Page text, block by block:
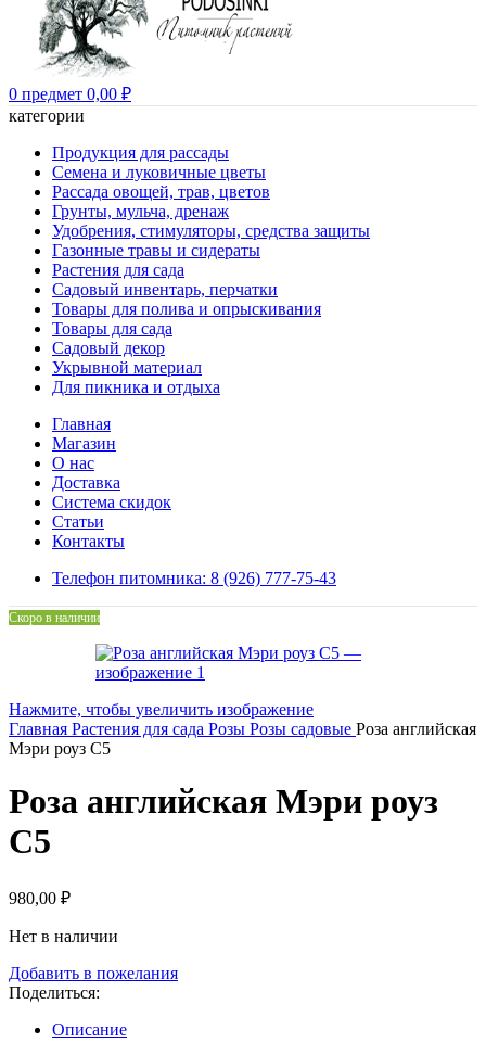
0 предмет 0,00 ₽
категории
Продукция для рассады
Семена и луковичные цветы
Рассада овощей, трав, цветов
Грунты, мульча, дренаж
Удобрения, стимуляторы, средства защиты
Газонные травы и сидераты
Растения для сада
Садовый инвентарь, перчатки
Товары для полива и опрыскивания
Товары для сада
Садовый декор
Укрывной материал
Для пикника и отдыха
Главная
Магазин
О нас
Доставка
Система скидок
Статьи
Контакты
Телефон питомника: 8 (926) 777-75-43
Скоро в наличии
Нажмите, чтобы увеличить изображение
Главная Растения для сада Розы Розы садовые Роза английская
Мэри роуз С5
Роза английская Мэри роуз
С5
980,00 ₽
Нет в наличии
Добавить в пожелания
Поделиться:
Описание